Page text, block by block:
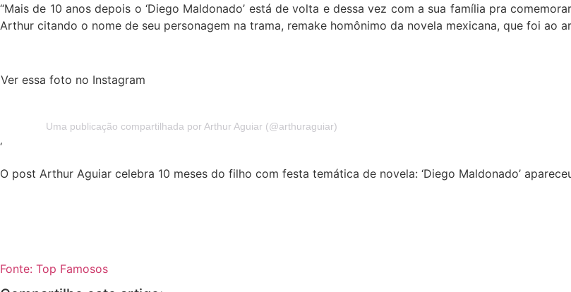
“Mais de 10 anos depois o ‘Diego Maldonado’ está de volta e dessa vez com a sua família pra
Arthur citando o nome de seu personagem na trama, remake homônimo da novela mexicana, que foi ao
Ver essa foto no Instagram
Uma publicação compartilhada por Arthur Aguiar (@arthuraguiar)
‘
O post Arthur Aguiar celebra 10 meses do filho com festa temática de novela: ‘Diego Maldonado’
Fonte: Top Famosos